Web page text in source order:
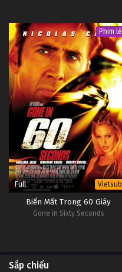
Phim lẻ
Full Vietsub
Biến Mất Trong 60 Giây
Gone in Sixty Seconds
Sắp chiếu